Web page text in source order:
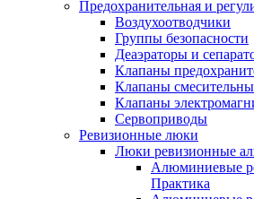
Предохранительная и
Воздухоотводчики
Группы безопасности
Деаэраторы и
Клапаны
Клапаны
Клапаны
Сервоприводы
Ревизионные люки
Люки ревизионные
Алюминиевые
Практика